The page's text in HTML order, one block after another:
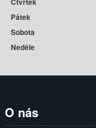
Pátek
Sobota
Neděle
O nás